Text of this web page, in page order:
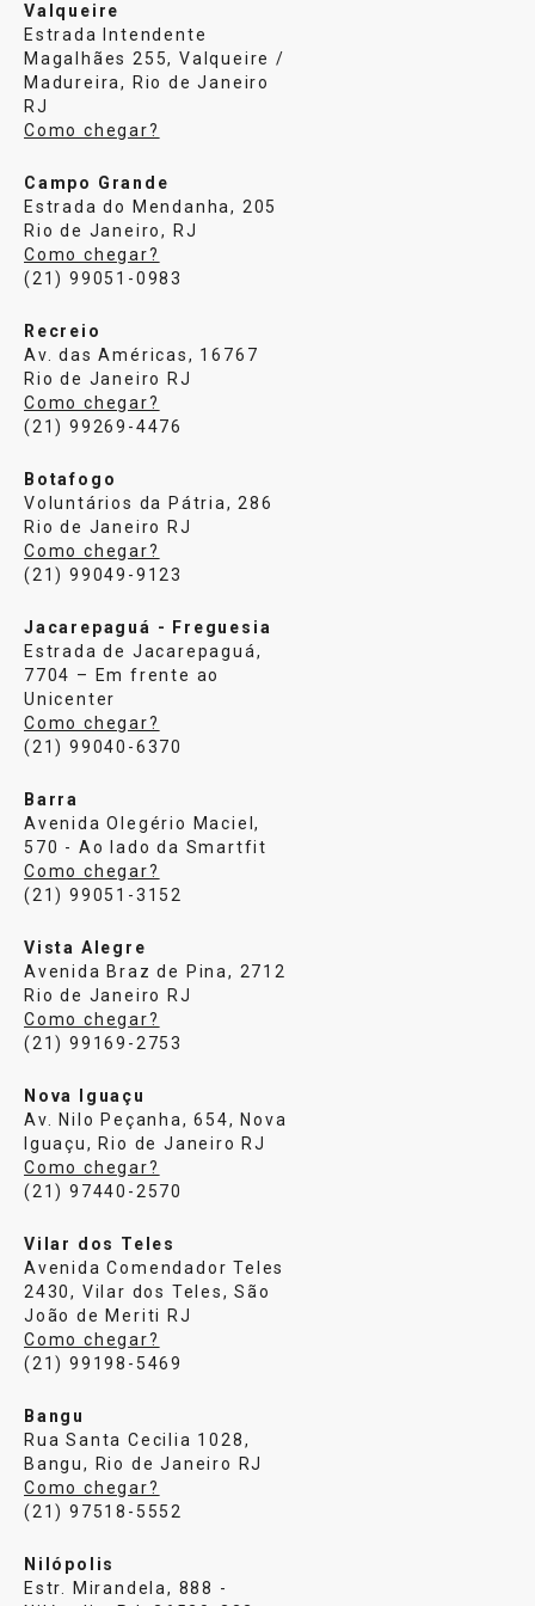
Valqueire
Estrada Intendente
Magalhães 255, Valqueire /
Madureira, Rio de Janeiro
RJ
Como chegar?
Campo Grande
Estrada do Mendanha, 205
Rio de Janeiro, RJ
Como chegar?
(21) 99051-0983
Recreio
Av. das Américas, 16767
Rio de Janeiro RJ
Como chegar?
(21) 99269-4476
Botafogo
Voluntários da Pátria, 286
Rio de Janeiro RJ
Como chegar?
(21) 99049-9123
Jacarepaguá - Freguesia
Estrada de Jacarepaguá,
7704 – Em frente ao
Unicenter
Como chegar?
(21) 99040-6370
Barra
Avenida Olegério Maciel,
570 - Ao lado da Smartfit
Como chegar?
(21) 99051-3152
Vista Alegre
Avenida Braz de Pina, 2712
Rio de Janeiro RJ
Como chegar?
(21) 99169-2753
Nova Iguaçu
Av. Nilo Peçanha, 654, Nova
Iguaçu, Rio de Janeiro RJ
Como chegar?
(21) 97440-2570
Vilar dos Teles
Avenida Comendador Teles
2430, Vilar dos Teles, São
João de Meriti RJ
Como chegar?
(21) 99198-5469
Bangu
Rua Santa Cecilia 1028,
Bangu, Rio de Janeiro RJ
Como chegar?
(21) 97518-5552
Nilópolis
Estr. Mirandela, 888 -